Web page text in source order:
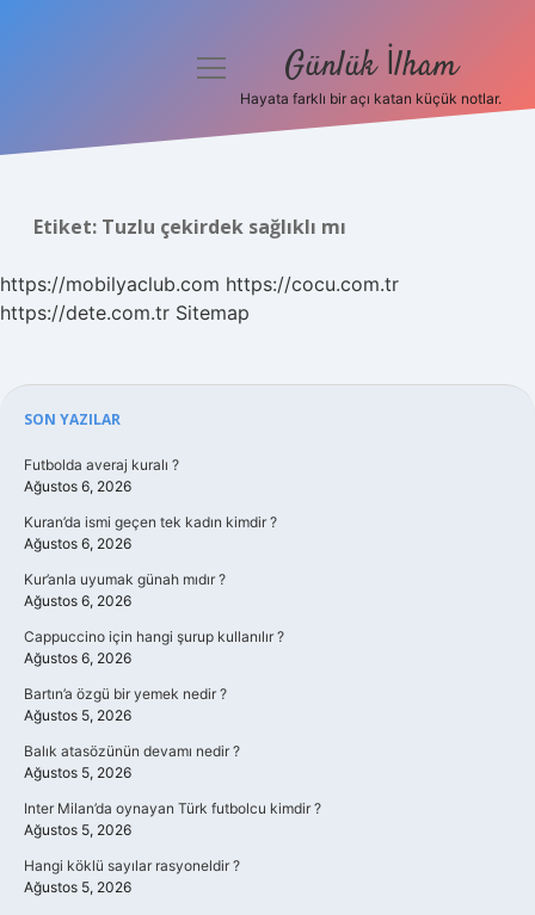
Hakkımızda
menüyü
Günlük İlham
Hayata farklı bir açı katan küçük notlar.
Etiket: Tuzlu çekirdek sağlıklı mı
https://mobilyaclub.com https://cocu.com.tr
https://dete.com.tr Sitemap
Sidebar
SON YAZILAR
Futbolda averaj kuralı ?
Ağustos 6, 2026
Kuran’da ismi geçen tek kadın kimdir ?
Ağustos 6, 2026
Kur’anla uyumak günah mıdır ?
Ağustos 6, 2026
Cappuccino için hangi şurup kullanılır ?
Ağustos 6, 2026
Bartın’a özgü bir yemek nedir ?
Ağustos 5, 2026
Balık atasözünün devamı nedir ?
Ağustos 5, 2026
Inter Milan’da oynayan Türk futbolcu kimdir ?
Ağustos 5, 2026
Hangi köklü sayılar rasyoneldir ?
Ağustos 5, 2026